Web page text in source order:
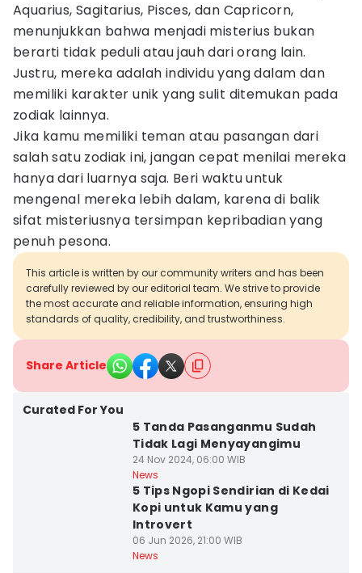
Aquarius, Sagitarius, Pisces, dan Capricorn,
menunjukkan bahwa menjadi misterius bukan
berarti tidak peduli atau jauh dari orang lain.
Justru, mereka adalah individu yang dalam dan
memiliki karakter unik yang sulit ditemukan pada
zodiak lainnya.
Jika kamu memiliki teman atau pasangan dari
salah satu zodiak ini, jangan cepat menilai mereka
hanya dari luarnya saja. Beri waktu untuk
mengenal mereka lebih dalam, karena di balik
sifat misteriusnya tersimpan kepribadian yang
penuh pesona.
This article is written by our community writers and has been
carefully reviewed by our editorial team. We strive to provide
the most accurate and reliable information, ensuring high
standards of quality, credibility, and trustworthiness.
Share Article
Curated For You
5 Tanda Pasanganmu Sudah
Tidak Lagi Menyayangimu
24 Nov 2024, 06:00 WIB
News
5 Tips Ngopi Sendirian di Kedai
Kopi untuk Kamu yang
Introvert
06 Jun 2026, 21:00 WIB
News